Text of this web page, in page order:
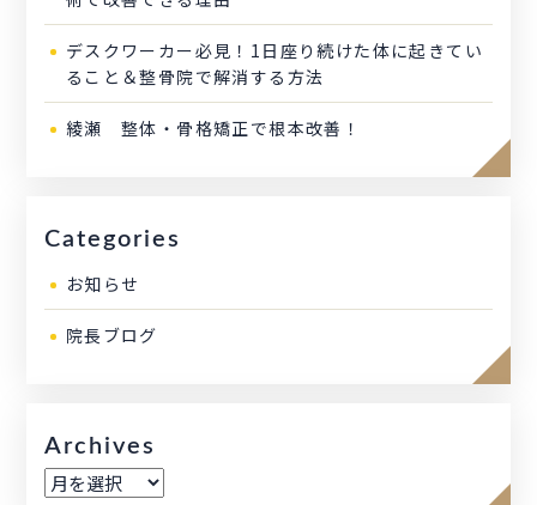
デスクワーカー必見！1日座り続けた体に起きてい
ること＆整骨院で解消する方法
綾瀬 整体・骨格矯正で根本改善！
Categories
お知らせ
院長ブログ
Archives
ア